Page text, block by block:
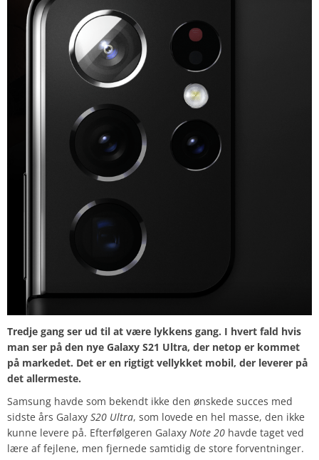
Tredje gang ser ud til at være lykkens gang. I hvert fald hvis
man ser på den nye Galaxy S21 Ultra, der netop er kommet
på markedet. Det er en rigtigt vellykket mobil, der leverer på
det allermeste.
Samsung havde som bekendt ikke den ønskede succes med
sidste års Galaxy S20 Ultra, som lovede en hel masse, den ikke
kunne levere på. Efterfølgeren Galaxy Note 20 havde taget ved
lære af fejlene, men fjernede samtidig de store forventninger.